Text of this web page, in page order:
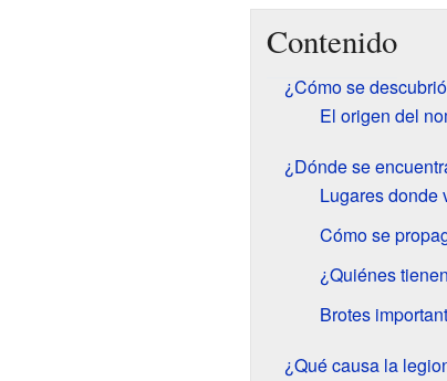
Contenido
¿Cómo se
El origen del
¿Dónde se
Lugares donde
Cómo se
¿Quiénes
Brotes
¿Qué causa la